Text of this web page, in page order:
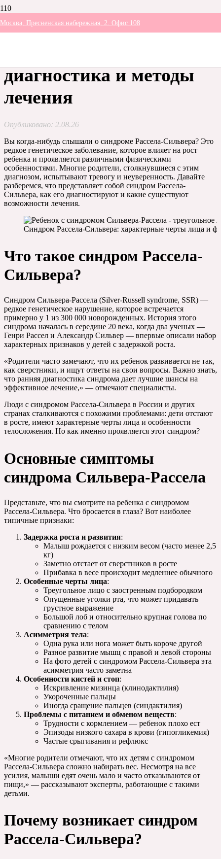
Москва, Пресненская набережная, 2. Офис 108
Синдром Рассела-
диагностика и методы
лечения
Опубликовано: 2.08.26
Вы когда-нибудь слышали о синдроме Рассела-Сильвера? Это
редкое генетическое заболевание, которое влияет на рост
ребенка и проявляется различными физическими
особенностями. Многие родители, столкнувшиеся с этим
диагнозом, испытывают тревогу и неуверенность. Давайте
разберемся, что представляет собой синдром Рассела-
Сильвера, как его диагностируют и какие существуют
возможности лечения.
Синдром Рассела-Сильвера: характерные черты лица и
Что такое синдром Рассела-
Сильвера?
Синдром Сильвера-Рассела (Silver-Russell syndrome, SSR) —
редкое генетическое нарушение, которое встречается
примерно у 1 из 300 000 новорожденных. История этого
синдрома началась в середине 20 века, когда два ученых —
Генри Рассел и Александр Сильвер — впервые описали набор
характерных признаков у детей с задержкой роста.
«Родители часто замечают, что их ребенок развивается не так,
как сверстники, и ищут ответы на свои вопросы. Важно знать,
что ранняя диагностика синдрома дает лучшие шансы на
эффективное лечение,» — отмечают специалисты.
Люди с синдромом Рассела-Сильвера в России и других
странах сталкиваются с похожими проблемами: дети отстают
в росте, имеют характерные черты лица и особенности
телосложения. Но как именно проявляется этот синдром?
Основные симптомы
синдрома Сильвера-Рассела
Представьте, что вы смотрите на ребенка с синдромом
Рассела-Сильвера. Что бросается в глаза? Вот наиболее
типичные признаки:
Задержка роста и развития:
Малыш рождается с низким весом (часто менее 2,5
кг)
Заметно отстает от сверстников в росте
Прибавка в весе происходит медленнее обычного
Особенные черты лица:
Треугольное лицо с заостренным подбородком
Опущенные уголки рта, что может придавать
грустное выражение
Большой лоб и относительно крупная голова по
сравнению с телом
Асимметрия тела:
Одна рука или нога может быть короче другой
Разное развитие мышц с правой и левой стороны
На фото детей с синдромом Рассела-Сильвера эта
асимметрия часто заметна
Особенности кистей и стоп:
Искривление мизинца (клинодактилия)
Укороченные пальцы
Иногда сращение пальцев (синдактилия)
Проблемы с питанием и обменом веществ:
Трудности с кормлением — ребенок плохо ест
Эпизоды низкого сахара в крови (гипогликемия)
Частые срыгивания и рефлюкс
«Многие родители отмечают, что их детям с синдромом
Рассела-Сильвера сложно набирать вес. Несмотря на все
усилия, малыши едят очень мало и часто отказываются от
пищи,» — рассказывают эксперты, работающие с такими
детьми.
Почему возникает синдром
Рассела-Сильвера?